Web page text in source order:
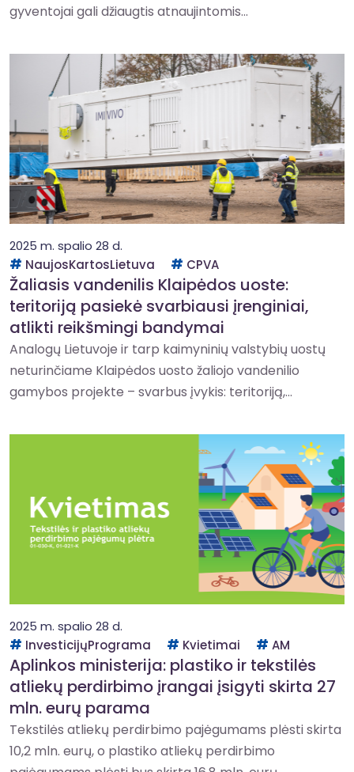
gyventojai gali džiaugtis atnaujintomis...
2025 m. spalio 28 d.
NaujosKartosLietuva
CPVA
Žaliasis vandenilis Klaipėdos uoste:
teritoriją pasiekė svarbiausi įrenginiai,
atlikti reikšmingi bandymai
Analogų Lietuvoje ir tarp kaimyninių valstybių uostų
neturinčiame Klaipėdos uosto žaliojo vandenilio
gamybos projekte – svarbus įvykis: teritoriją,...
2025 m. spalio 28 d.
InvesticijųPrograma
Kvietimai AM
Aplinkos ministerija: plastiko ir tekstilės
atliekų perdirbimo įrangai įsigyti skirta 27
mln. eurų parama
Tekstilės atliekų perdirbimo pajėgumams plėsti skirta
10,2 mln. eurų, o plastiko atliekų perdirbimo